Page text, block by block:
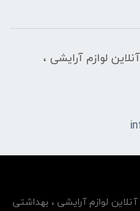
لوازم آرایشی ،
لوازم آرایشی ، بهداشتی